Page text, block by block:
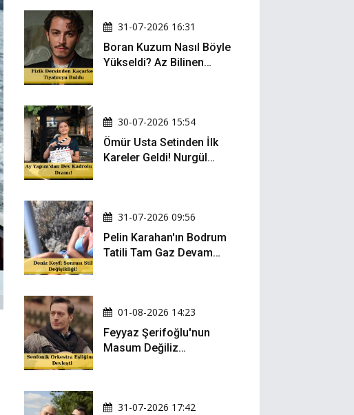
31-07-2026 16:31
Boran Kuzum Nasıl Böyle
Yükseldi? Az Bilinen
30-07-2026 15:54
Ömür Usta Setinden İlk
Kareler Geldi! Nurgül
31-07-2026 09:56
Pelin Karahan'ın Bodrum
Tatili Tam Gaz Devam
01-08-2026 14:23
Feyyaz Şerifoğlu'nun
Masum Değiliz
31-07-2026 17:42